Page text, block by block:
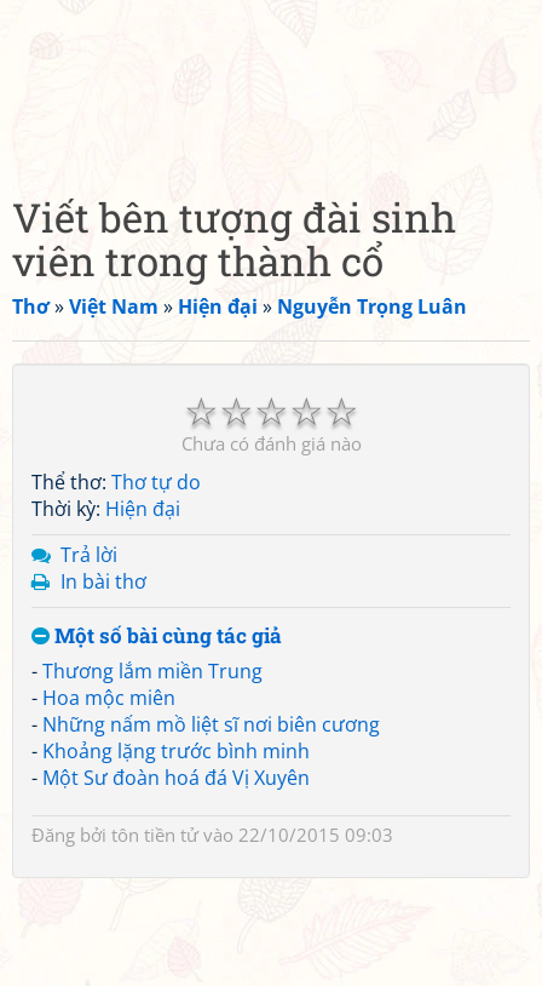
Viết bên tượng đài sinh
viên trong thành cổ
Thơ»Việt Nam » Hiện đại » Nguyễn Trọng Luân
☆
☆
☆
☆
☆
Chưa có đánh giá nào
Thể thơ: Thơ tự do
Thời kỳ: Hiện đại
Trả lời
In bài thơ
Một số bài cùng tác giả
-Thương lắm miền Trung
- Hoa mộc miên
- Những nấm mồ liệt sĩ nơi biên cương
- Khoảng lặng trước bình minh
- Một Sư đoàn hoá đá Vị Xuyên
Đăng bởi tôn tiền tửvào 22/10/2015 09:03